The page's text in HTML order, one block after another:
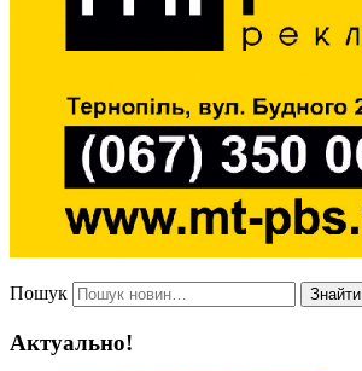
Пошук Знайти
Актуально!